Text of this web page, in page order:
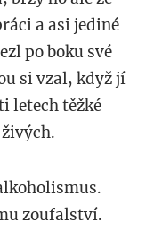
a asi jediné
po boku své
si vzal, když jí
letech těžké
zoufalství.